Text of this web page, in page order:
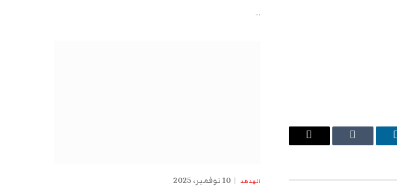
لينكدإن Tumblr
البريد
…
الهدهد 10 نوفمبر، 2025